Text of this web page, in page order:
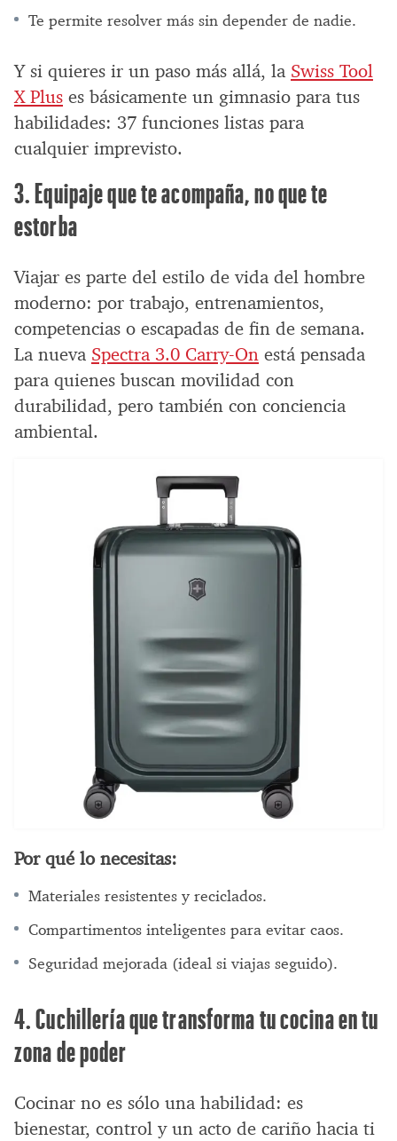
Te permite resolver más sin depender de nadie.
Y si quieres ir un paso más allá, la Swiss Tool
X Plus es básicamente un gimnasio para tus
habilidades: 37 funciones listas para
cualquier imprevisto.
3. Equipaje que te acompaña, no que te
estorba
Viajar es parte del estilo de vida del hombre
moderno: por trabajo, entrenamientos,
competencias o escapadas de fin de semana.
La nueva Spectra 3.0 Carry-On está pensada
para quienes buscan movilidad con
durabilidad, pero también con conciencia
ambiental.
Por qué lo necesitas:
Materiales resistentes y reciclados.
Compartimentos inteligentes para evitar caos.
Seguridad mejorada (ideal si viajas seguido).
4. Cuchillería que transforma tu cocina en tu
zona de poder
Cocinar no es sólo una habilidad: es
bienestar, control y un acto de cariño hacia ti